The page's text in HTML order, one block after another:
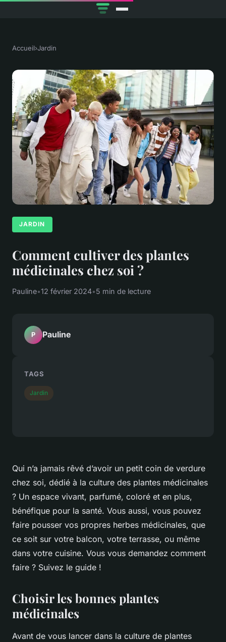
Accueil›Jardin
JARDIN
Comment cultiver des plantes
médicinales chez soi ?
Pauline•12 février 2024•5 min de lecture
Qui n’a jamais rêvé d’avoir un petit coin de verdure
chez soi, dédié à la culture des plantes médicinales
? Un espace vivant, parfumé, coloré et en plus,
bénéfique pour la santé. Vous aussi, vous pouvez
faire pousser vos propres herbes médicinales, que
ce soit sur votre balcon, votre terrasse, ou même
dans votre cuisine. Vous vous demandez comment
faire ? Suivez le guide !
Choisir les bonnes plantes
médicinales
Avant de vous lancer dans la culture de plantes
P Pauline
TAGS
Jardin